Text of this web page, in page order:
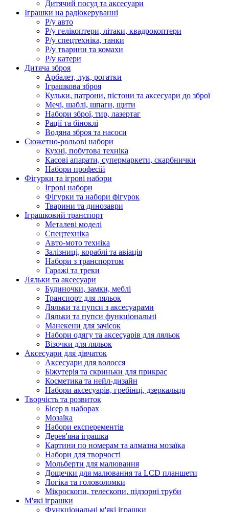
Дитячий посуд та аксесуари
Іграшки на радіокеруванні
Р/у авто
Р/у гелікоптери, літаки, квадрокоптери
Р/у спецтехніка, танки
Р/у тварини та комахи
Р/у катери
Дитяча зброя
Арбалет, лук, рогатки
Іграшкова зброя
Кульки, патрони, пістони та аксесуари до зброї
Мечі, шаблі, шпаги, щити
Набори зброї, тир, лазертаг
Рації та біноклі
Водяна зброя та насоси
Сюжетно-рольові набори
Кухні, побутова техніка
Касові апарати, супермаркети, скарбнички
Набори професій
Фігурки та ігрові набори
Ігрові набори
Фігурки та набори фігурок
Тварини та динозаври
Іграшковий транспорт
Металеві моделі
Спецтехніка
Авто-мото техніка
Залізниці, кораблі та авіація
Набори з транспортом
Гаражі та треки
Ляльки та аксесуари
Будиночки, замки, меблі
Транспорт для ляльок
Ляльки та пупси з аксесуарами
Ляльки та пупси функціональні
Манекени для зачісок
Набори одягу та аксесуарів для ляльок
Візочки для ляльок
Аксесуари для дівчаток
Аксесуари для волосся
Біжутерія та скриньки для прикрас
Косметика та нейл-дизайн
Набори аксесуарів, гребінці, дзеркальця
Творчість та розвиток
Бісер в наборах
Мозаїка
Набори експерементів
Дерев'яна іграшка
Картини по номерам та алмазна мозаїка
Набори для творчості
Мольберти для малювання
Дощечки для малювання та LCD планшети
Логіка та головоломки
Мікроскопи, телескопи, підзорні труби
М'які іграшки
Функціональні м'які іграшки